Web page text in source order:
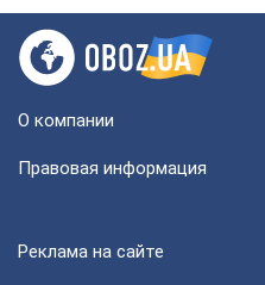
О компании
Правовая информация
Реклама на сайте